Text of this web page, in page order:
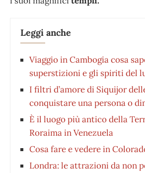
Leggi anche
Viaggio in Cambogia cosa
superstizioni e gli spiriti del
I filtri d’amore di Siquijor
conquistare una persona o
È il luogo più antico della
Roraima in Venezuela
Cosa fare e vedere in
Londra: le attrazioni da non